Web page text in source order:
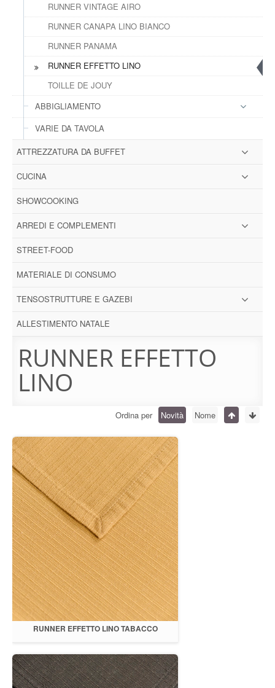
RUNNER VINTAGE AIRO
RUNNER CANAPA LINO BIANCO
RUNNER PANAMA
RUNNER EFFETTO LINO
TOILLE DE JOUY
ABBIGLIAMENTO
VARIE DA TAVOLA
ATTREZZATURA DA BUFFET
CUCINA
SHOWCOOKING
ARREDI E COMPLEMENTI
STREET-FOOD
MATERIALE DI CONSUMO
TENSOSTRUTTURE E GAZEBI
ALLESTIMENTO NATALE
RUNNER EFFETTO
LINO
Ordina per Novità Nome
RUNNER EFFETTO LINO TABACCO